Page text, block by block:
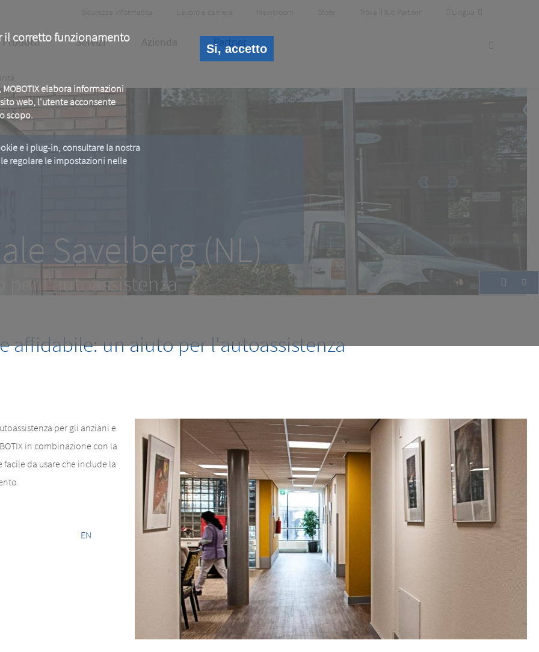
il corretto funzionamento
elabora informazioni
web, l'utente acconsente
scopo.
e i plug-in, consultare la nostra
regolare le impostazioni nelle
Si, accetto
Header
Meta
Sicurezza informatica Lavoro e carriera Newsroom Store Trova il tuo Partner Lingua
Prodotti Servizi Azienda Partner
Savelberg (NL)
aiuto per l'autoassistenza
Savelberg (NL)
per l'autoassistenza
affidabile: un aiuto per l'autoassistenza
per gli anziani e
in combinazione con la
da usare che include la
EN